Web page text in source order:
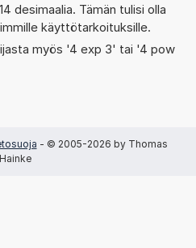
desimaalia. Tämän tulisi olla
käyttötarkoituksille.
myös '4 exp 3' tai '4 pow
- © 2005-2026 by Thomas
Hainke